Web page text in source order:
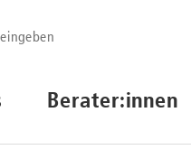
Berater:innen